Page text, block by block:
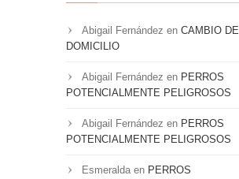
Abigail Fernández en CAMBIO DE
DOMICILIO
Abigail Fernández en PERROS
POTENCIALMENTE PELIGROSOS
Abigail Fernández en PERROS
POTENCIALMENTE PELIGROSOS
Esmeraldaen PERROS